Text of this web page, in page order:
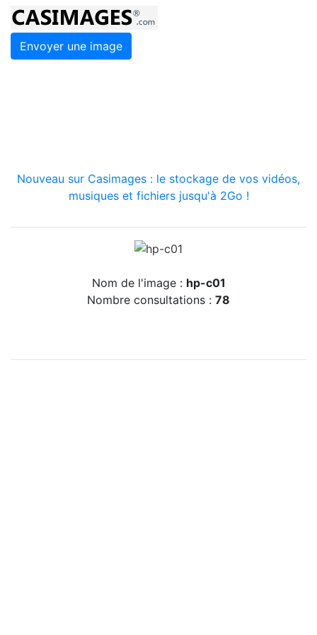
Envoyer une image
Nouveau sur Casimages : le stockage de vos vidéos,
musiques et fichiers jusqu'à 2Go !
Nom de l'image : hp-c01
Nombre consultations : 78